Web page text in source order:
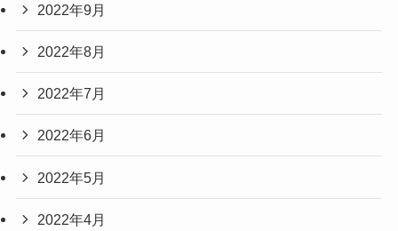
2022年9月
2022年8月
2022年7月
2022年6月
2022年5月
2022年4月